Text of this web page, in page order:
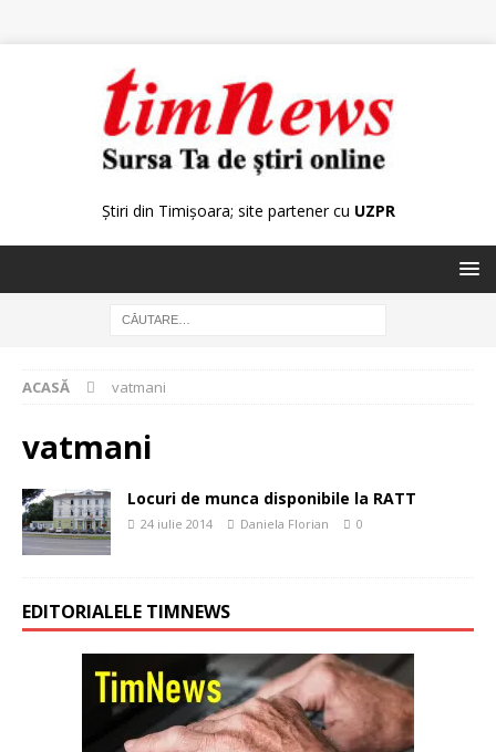
Știri din Timișoara; site partener cu UZPR
ACASĂ vatmani
vatmani
Locuri de munca disponibile la RATT
24 iulie 2014 Daniela Florian 0
EDITORIALELE TIMNEWS